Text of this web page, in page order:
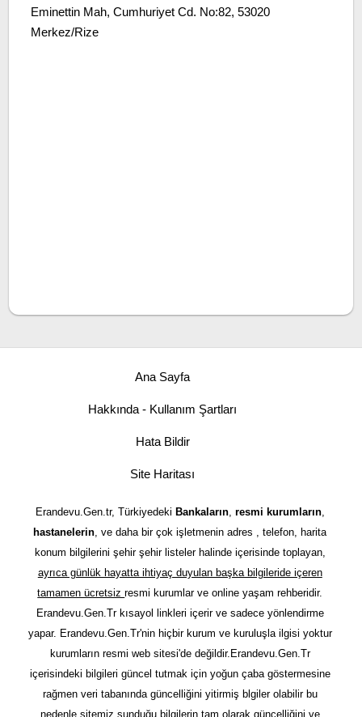
Eminettin Mah, Cumhuriyet Cd. No:82, 53020
Merkez/Rize
Ana Sayfa
Hakkında - Kullanım Şartları
Hata Bildir
Site Haritası
Erandevu.Gen.tr, Türkiyedeki Bankaların, resmi kurumların,
hastanelerin, ve daha bir çok işletmenin adres , telefon, harita
konum bilgilerini şehir şehir listeler halinde içerisinde toplayan,
ayrıca günlük hayatta ihtiyaç duyulan başka bilgileride içeren
tamamen ücretsizresmi kurumlar ve online yaşam rehberidir.
Erandevu.Gen.Tr kısayol linkleri içerir ve sadece yönlendirme
yapar. Erandevu.Gen.Tr'nin hiçbir kurum ve kuruluşla ilgisi yoktur
kurumların resmi web sitesi'de değildir.Erandevu.Gen.Tr
içerisindeki bilgileri güncel tutmak için yoğun çaba göstermesine
rağmen veri tabanında güncelliğini yitirmiş blgiler olabilir bu
nedenle sitemiz sunduğu bilgilerin tam olarak güncelliğini ve